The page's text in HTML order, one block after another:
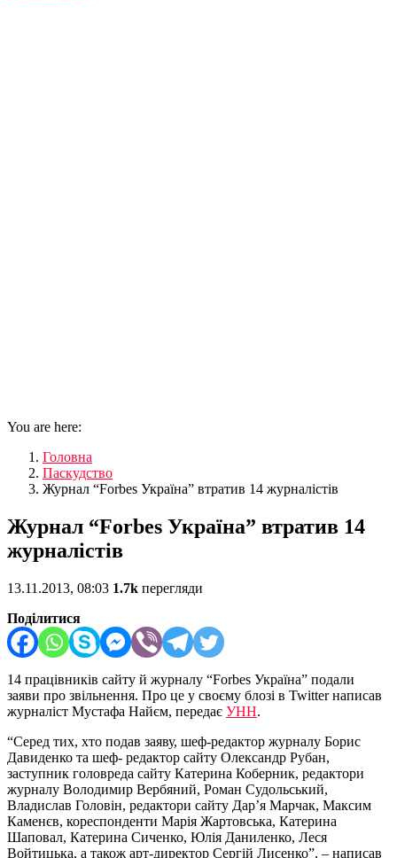
You are here:
Головна
Паскудство
Журнал “Forbes Україна” втратив 14 журналістів
Журнал “Forbes Україна” втратив 14
журналістів
13.11.2013, 08:03 1.7k перегляди
Поділитися
14 працівників сайту й журналу “Forbes Україна” подали
заяви про звільнення. Про це у своєму блозі в Twitter написав
журналіст Мустафа Найєм, передає УНН.
“Серед тих, хто подав заяву, шеф-редактор журналу Борис
Давиденко та шеф- редактор сайту Олександр Рубан,
заступник головреда сайту Катерина Коберник, редактори
журналу Володимир Вербяний, Роман Судольський,
Владислав Головін, редактори сайту Дар’я Марчак, Максим
Каменєв, кореспонденти Марія Жартовська, Катерина
Шаповал, Катерина Сиченко, Юлія Даниленко, Леся
Войтицька, а також арт-директор Сергій Лисенко”, – написав